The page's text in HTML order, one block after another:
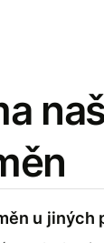
u jiných